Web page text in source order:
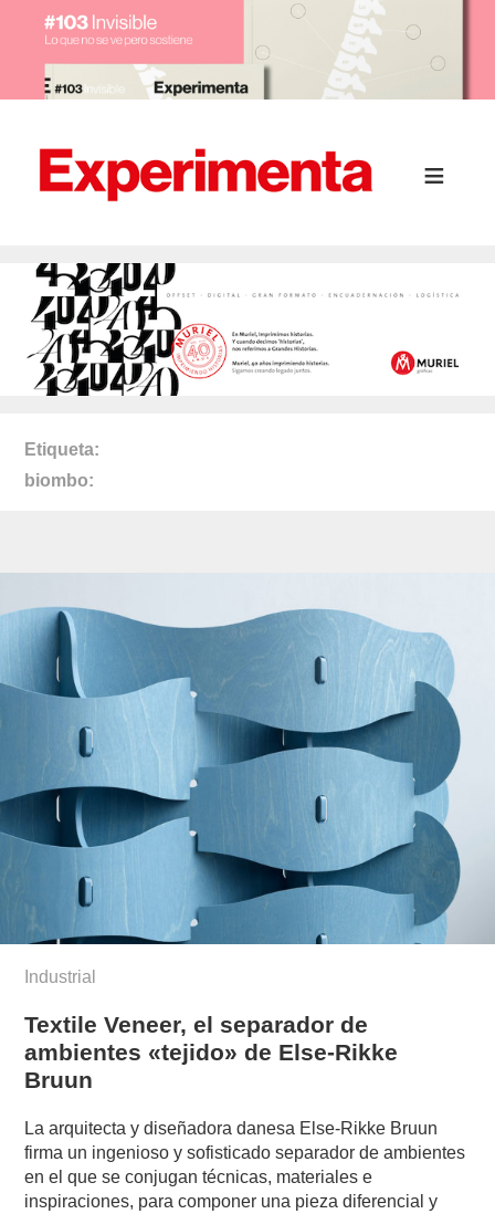
Etiqueta
biombo
Industrial
Textile Veneer, el separador de
ambientes «tejido» de Else-Rikke
Bruun
La arquitecta y diseñadora danesa Else-Rikke Bruun
firma un ingenioso y sofisticado separador de ambientes
en el que se conjugan técnicas, materiales e
inspiraciones, para componer una pieza diferencial y